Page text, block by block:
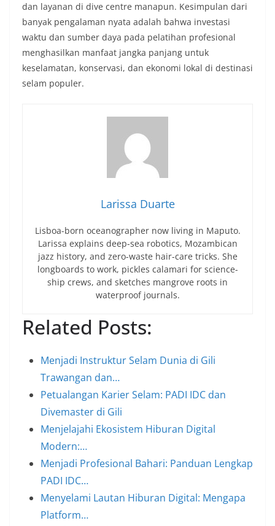
dan layanan di dive centre manapun. Kesimpulan dari
banyak pengalaman nyata adalah bahwa investasi
waktu dan sumber daya pada pelatihan profesional
menghasilkan manfaat jangka panjang untuk
keselamatan, konservasi, dan ekonomi lokal di destinasi
selam populer.
Larissa Duarte
Lisboa-born oceanographer now living in Maputo.
Larissa explains deep-sea robotics, Mozambican
jazz history, and zero-waste hair-care tricks. She
longboards to work, pickles calamari for science-
ship crews, and sketches mangrove roots in
waterproof journals.
Related Posts:
Menjadi Instruktur Selam Dunia di Gili
Trawangan dan…
Petualangan Karier Selam: PADI IDC dan
Divemaster di Gili
Menjelajahi Ekosistem Hiburan Digital
Modern:…
Menjadi Profesional Bahari: Panduan Lengkap
PADI IDC…
Menyelami Lautan Hiburan Digital: Mengapa
Platform…